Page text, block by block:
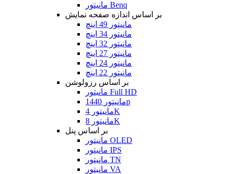
مانیتور Benq
بر اساس اندازه صفحه نمایش
مانیتور 49 اینچ
مانیتور 34 اینچ
مانیتور 32 اینچ
مانیتور 27 اینچ
مانیتور 24 اینچ
مانیتور 22 اینچ
بر اساس رزولوشن
مانیتور Full HD
مانیتور 1440p
مانیتور 4K
مانیتور 8K
بر اساس پنل
مانیتور OLED
مانیتور IPS
مانیتور TN
مانیتور VA